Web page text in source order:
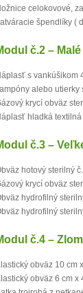
celokovové,
špendlíky (
č.2 –
s vankúšikom
alebo
krycí obväz
hladká textilná
č.3 –
hotový sterilný
krycí obväz
hydrofilný
hydrofilný
č.4 –
obväz 10 cm
obväz 6 cm x